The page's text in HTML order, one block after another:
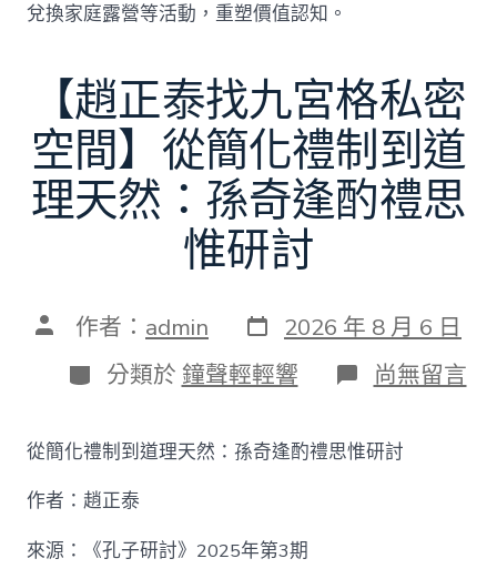
兌換家庭露營等活動，重塑價值認知。
【趙正泰找九宮格私密
空間】從簡化禮制到道
理天然：孫奇逢酌禮思
惟研討
文 作者： admin 發
表
日
期
2026 年 8 月 6 日
分
類
分類於 鐘聲輕輕響 在
〈【趙
泰
找
尚無留言
從簡化禮制到道理天然：孫奇逢酌禮思惟研討
作者：趙正泰
來源：《孔子研討》2025年第3期